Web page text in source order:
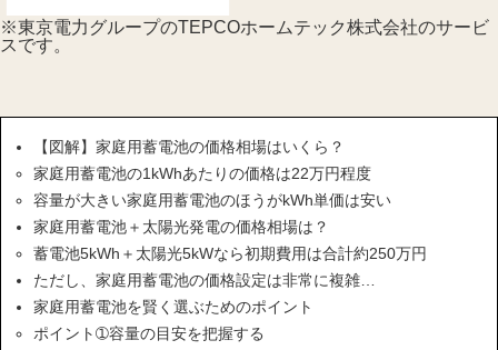
東京電力グループのTEPCOホームテック株式会社のサービ
スです。
【図解】家庭用蓄電池の価格相場はいくら？
家庭用蓄電池の1kWhあたりの価格は22万円程度
容量が大きい家庭用蓄電池のほうがkWh単価は安い
家庭用蓄電池＋太陽光発電の価格相場は？
蓄電池5kWh＋太陽光5kWなら初期費用は合計約250万円
ただし、家庭用蓄電池の価格設定は非常に複雑…
家庭用蓄電池を賢く選ぶためのポイント
ポイント➀容量の目安を把握する